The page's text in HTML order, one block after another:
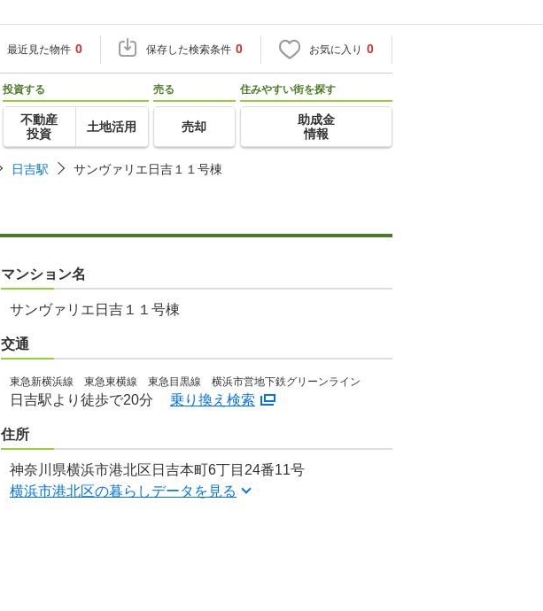
最近見た物件 0 保存した検索条件 0 お気に入り 0
投資する
不動産
投資
土地活用
売る
売却
住みやすい街を探す
助成金
情報
日吉駅 サンヴァリエ日吉１１号棟
マンション名
サンヴァリエ日吉１１号棟
交通
東急新横浜線 東急東横線 東急目黒線 横浜市営地下鉄グリーンライン
日吉駅より徒歩で20分 乗り換え検索
住所
神奈川県横浜市港北区日吉本町6丁目24番11号
横浜市港北区の暮らしデータを見る